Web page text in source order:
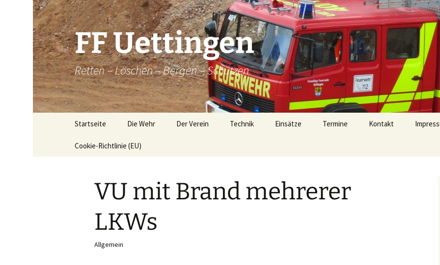
Zum
Inhalt
springen
FF Uettingen
Retten – Löschen – Bergen – Schützen
Startseite Die Wehr
Die Wehr
Atemschutz
Maschinisten
Der Verein
Historische
Brandkatatstrophen
Technik
TSF-W (46/1)
Gerätehaus
Einsätze
Einsätze 2024
Termine Kontakt
Cookie-Richtlinie (EU)
VU mit Brand mehrerer
LKWs
Allgemein